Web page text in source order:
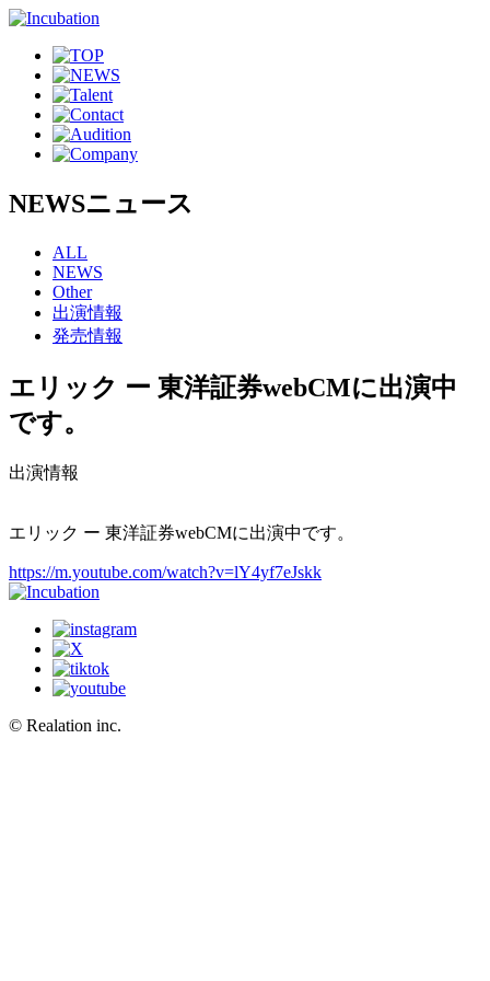
NEWSニュース
ALL
NEWS
Other
出演情報
発売情報
エリック ー 東洋証券webCMに出演中
です。
出演情報
エリック ー 東洋証券webCMに出演中です。
https://m.youtube.com/watch?v=lY4yf7eJskk
© Realation inc.